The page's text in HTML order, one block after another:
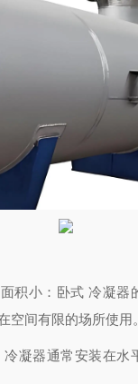
积小 ：卧式 冷凝器
空间有限的场所使用。
冷凝器通常安装在水